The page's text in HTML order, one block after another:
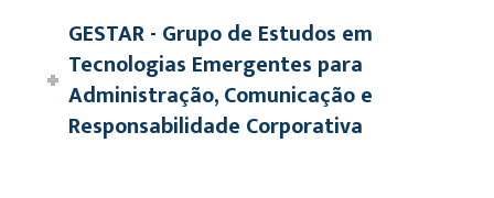
GESTAR - Grupo de Estudos em
Tecnologias Emergentes para
Administração, Comunicação e
Responsabilidade Corporativa